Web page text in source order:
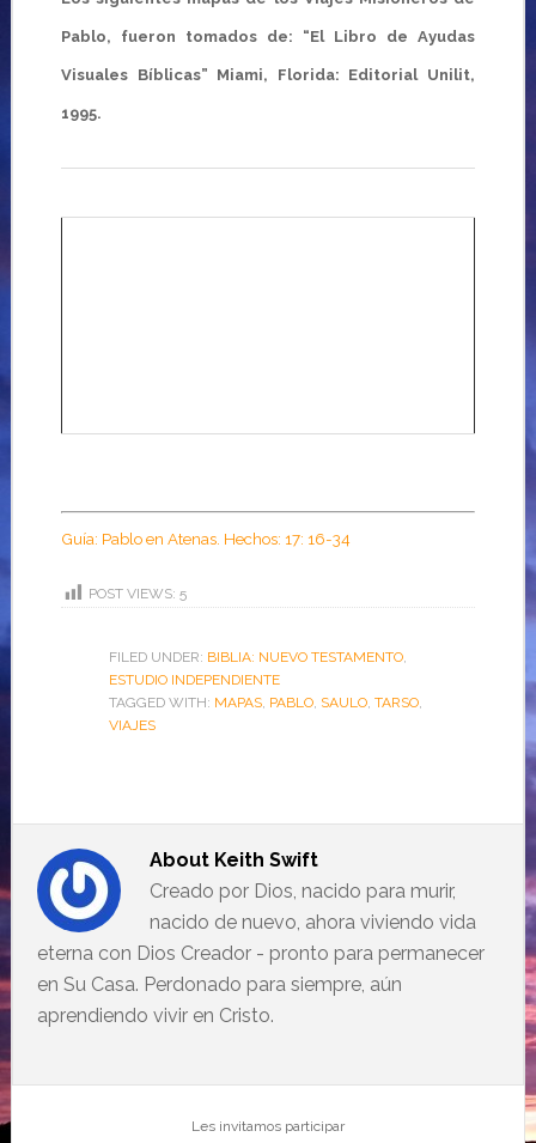
Pablo, fueron tomados de: “El Libro de Ayudas
Visuales Bíblicas” Miami, Florida: Editorial Unilit,
1995.
Guía: Pablo en Atenas. Hechos: 17: 16-34
POST VIEWS: 5
FILED UNDER: BIBLIA: NUEVO TESTAMENTO,
ESTUDIO INDEPENDIENTE
TAGGED WITH: MAPAS, PABLO, SAULO, TARSO,
VIAJES
About Keith Swift
Creado por Dios, nacido para murir,
nacido de nuevo, ahora viviendo vida
eterna con Dios Creador - pronto para permanecer
en Su Casa. Perdonado para siempre, aún
aprendiendo vivir en Cristo.
Les invitamos participar